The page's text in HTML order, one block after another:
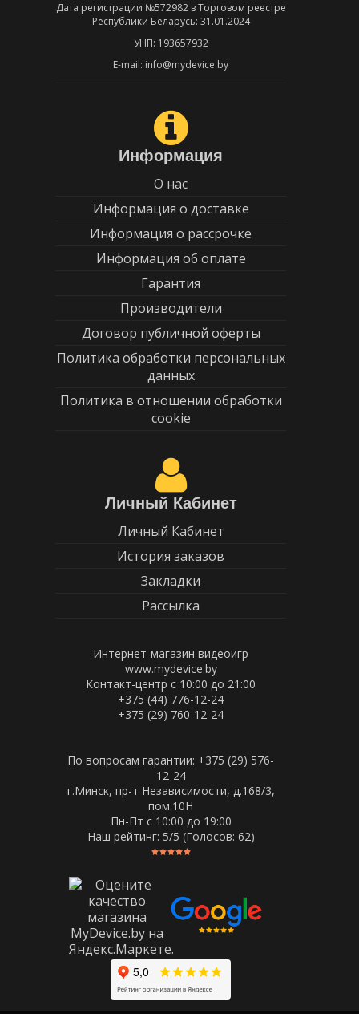
Дата регистрации №572982 в Торговом реестре
Республики Беларусь: 31.01.2024
УНП: 193657932
E-mail: info@mydevice.by
Информация
О нас
Информация о доставке
Информация о рассрочке
Информация об оплате
Гарантия
Производители
Договор публичной оферты
Политика обработки персональных
данных
Политика в отношении обработки
cookie
Личный Кабинет
Личный Кабинет
История заказов
Закладки
Рассылка
Интернет-магазин видеоигр
www.mydevice.by
Контакт-центр с 10:00 до 21:00
+375 (44) 776-12-24
+375 (29) 760-12-24
По вопросам гарантии: +375 (29) 576-
12-24
г.Минск, пр-т Независимости, д.168/3,
пом.10Н
Пн-Пт c 10:00 до 19:00
Наш рейтинг: 5/5 (Голосов: 62)